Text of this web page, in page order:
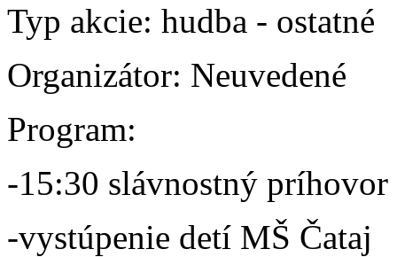
Typ akcie: hudba - ostatné
Organizátor: Neuvedené
Program:
-15:30 slávnostný príhovor
-vystúpenie detí MŠ Čataj